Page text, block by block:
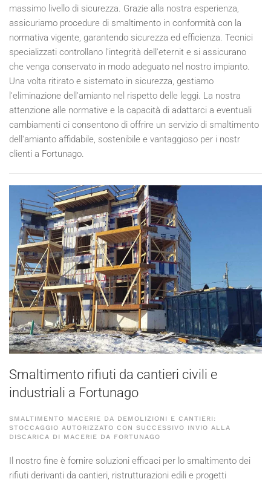
massimo livello di sicurezza. Grazie alla nostra esperienza,
assicuriamo procedure di smaltimento in conformità con la
normativa vigente, garantendo sicurezza ed efficienza. Tecnici
specializzati controllano l'integrità dell'eternit e si assicurano
che venga conservato in modo adeguato nel nostro impianto.
Una volta ritirato e sistemato in sicurezza, gestiamo
l'eliminazione dell'amianto nel rispetto delle leggi. La nostra
attenzione alle normative e la capacità di adattarci a eventuali
cambiamenti ci consentono di offrire un servizio di smaltimento
dell'amianto affidabile, sostenibile e vantaggioso per i nostr
clienti a Fortunago.
Smaltimento rifiuti da cantieri civili e
industriali a Fortunago
SMALTIMENTO MACERIE DA DEMOLIZIONI E CANTIERI:
STOCCAGGIO AUTORIZZATO CON SUCCESSIVO INVIO ALLA
DISCARICA DI MACERIE DA FORTUNAGO
Il nostro fine è fornire soluzioni efficaci per lo smaltimento dei
rifiuti derivanti da cantieri, ristrutturazioni edili e progetti